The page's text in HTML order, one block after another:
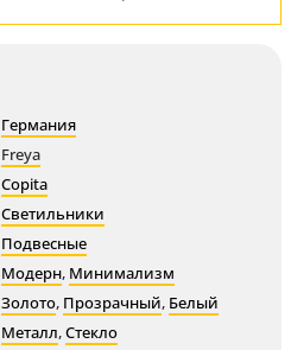
Германия
Freya
Copita
Светильники
Подвесные
Модерн, Минимализм
Золото, Прозрачный, Белый
Металл,Стекло